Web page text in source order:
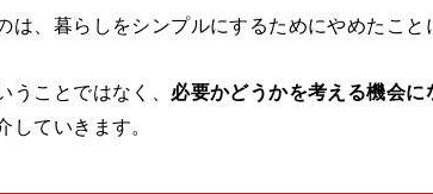
は、暮らしをシンプルにするためにやめたこと
うことではなく、 必要かどうかを考える機会に
していきます。